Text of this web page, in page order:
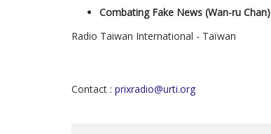
Combating Fake News (Wan-ru Chan)
Radio Taiwan International - Taïwan
Contact : prixradio@urti.org